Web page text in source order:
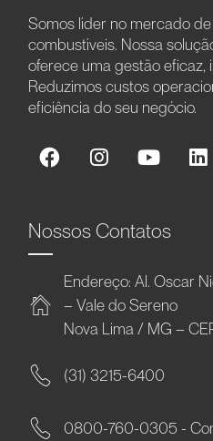
Somos líder no mercado
combustíveis. Nossa
oferece uma gestão eficaz,
Reduzimos custos
eficiência do seu negócio.
Nossos Contatos
Endereço: Al. Oscar
– Vale do Sereno
Nova Lima / MG –
(31) 3215-6400
0800-760-0305 -